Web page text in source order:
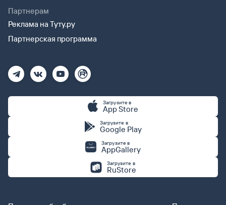
Партнерам
Реклама на Туту.ру
Партнерская программа
Загрузите в
App Store
Загрузите в
Google Play
Загрузите в
AppGallery
Загрузите в
RuStore